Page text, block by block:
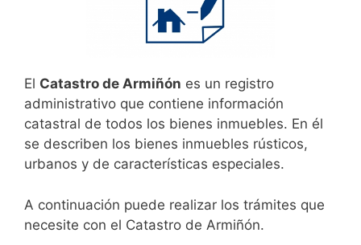
El Catastro de Armiñón es un registro
administrativo que contiene información
catastral de todos los bienes inmuebles. En él
se describen los bienes inmuebles rústicos,
urbanos y de características especiales.
A continuación puede realizar los trámites que
necesite con el Catastro de Armiñón.